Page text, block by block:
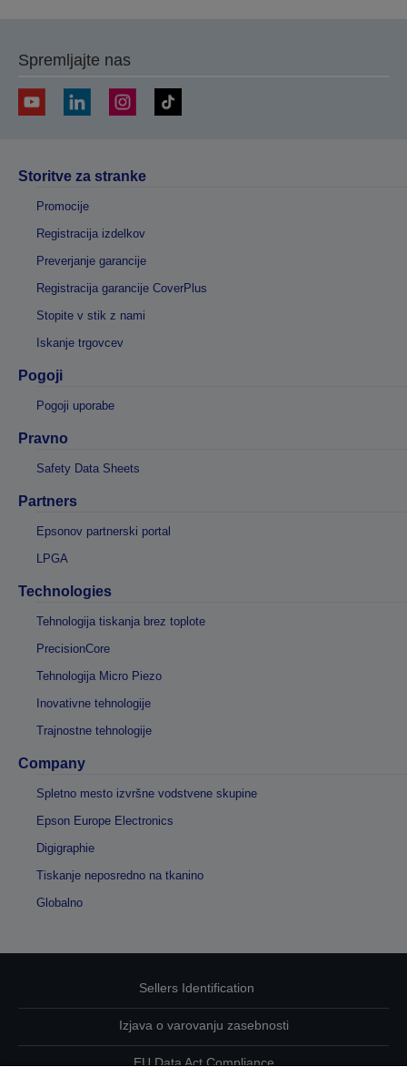
Spremljajte nas
Storitve za stranke
Promocije
Registracija izdelkov
Preverjanje garancije
Registracija garancije CoverPlus
Stopite v stik z nami
Iskanje trgovcev
Pogoji
Pogoji uporabe
Pravno
Safety Data Sheets
Partners
Epsonov partnerski portal
LPGA
Technologies
Tehnologija tiskanja brez toplote
PrecisionCore
Tehnologija Micro Piezo
Inovativne tehnologije
Trajnostne tehnologije
Company
Spletno mesto izvršne vodstvene skupine
Epson Europe Electronics
Digigraphie
Tiskanje neposredno na tkanino
Globalno
Sellers Identification
Izjava o varovanju zasebnosti
EU Data Act Compliance